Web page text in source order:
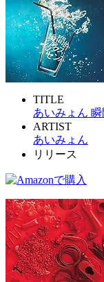
TITLE
あいみょん
ARTIST
あいみょん
リリース